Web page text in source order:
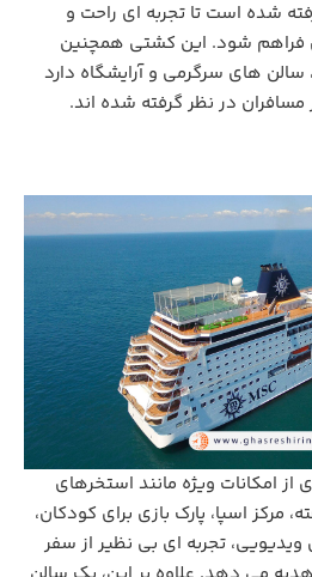
شده است تا تجربه ‌ای راحت و
فراهم شود. این کشتی همچنین
سالن های سرگرمی و آرایشگاه دارد
در نظر گرفته شده اند.
از امکانات ویژه مانند استخرهای
مرکز اسپا، پارک بازی برای کودکان،
تجربه‌ ای بی‌ نظیر از سفر